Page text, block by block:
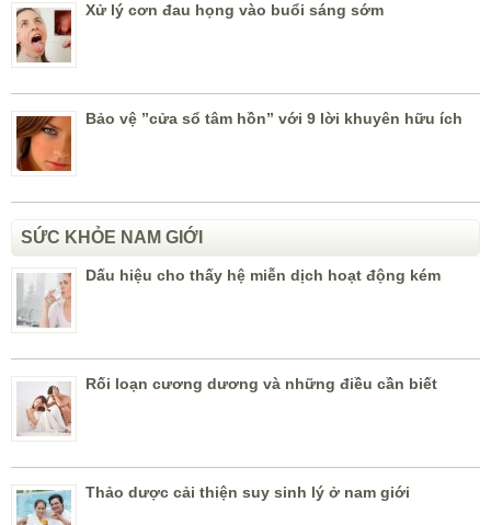
Xử lý cơn đau họng vào buổi sáng sớm
Bảo vệ ”cửa sổ tâm hồn” với 9 lời khuyên hữu ích
SỨC KHỎE NAM GIỚI
Dấu hiệu cho thấy hệ miễn dịch hoạt động kém
Rối loạn cương dương và những điều cần biết
Thảo dược cải thiện suy sinh lý ở nam giới